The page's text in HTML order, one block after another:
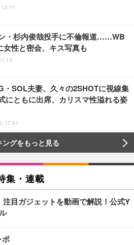
・杉内俊哉投手に不倫報道……WB
女性と密会、キス写真も
・SOL夫妻、久々の2SHOTに視線集
にともに出席、カリスマ性溢れる姿
) 17:47
ングをもっと見る
集・連載
注目ガジェットを動画で解説！公式Y
ポ